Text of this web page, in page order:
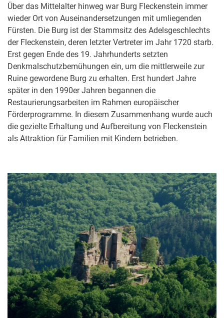
Über das Mittelalter hinweg war Burg Fleckenstein immer
wieder Ort von Auseinandersetzungen mit umliegenden
Fürsten. Die Burg ist der Stammsitz des Adelsgeschlechts
der Fleckenstein, deren letzter Vertreter im Jahr 1720 starb.
Erst gegen Ende des 19. Jahrhunderts setzten
Denkmalschutzbemühungen ein, um die mittlerweile zur
Ruine gewordene Burg zu erhalten. Erst hundert Jahre
später in den 1990er Jahren begannen die
Restaurierungsarbeiten im Rahmen europäischer
Förderprogramme. In diesem Zusammenhang wurde auch
die gezielte Erhaltung und Aufbereitung von Fleckenstein
als Attraktion für Familien mit Kindern betrieben.